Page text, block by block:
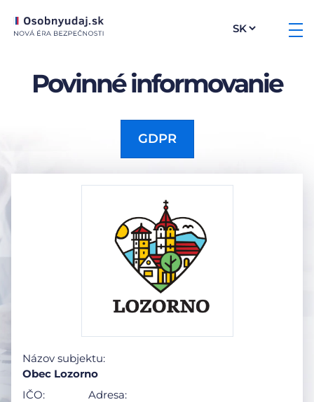
Povinné informovanie
GDPR
Názov subjektu:
Obec Lozorno
IČO:
Adresa: